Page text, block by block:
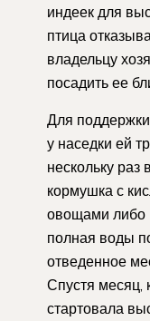
индеек для
птица
владельцу
посадить ее
Для
у наседки ей
нескольку раз
кормушка с
овощами либо
полная воды
отведенное
Спустя месяц,
стартовала